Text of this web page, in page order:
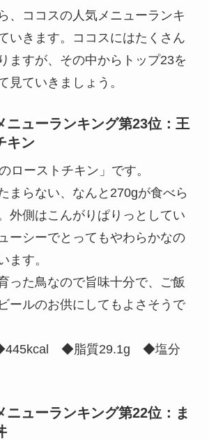
、ココスの人気メニューランキ
いきます。ココスにはたくさん
ますが、その中からトップ23を
見ていきましょう。
ニューランキング第23位：王
キン
ローストチキン」です。
まらない、なんと270gが食べら
外側はこんがりぱりっとしてい
ーシーでとってもやわらかなの
ます。
った鳥なので旨味十分で、ご飯
ールのお供にしてもよさそうで
◆脂質29.1g ◆塩分
ニューランキング第22位：ま